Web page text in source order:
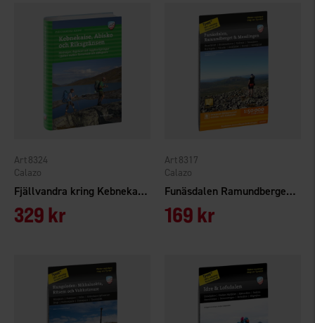
Fjällvandra kring Kebnekaise, Abisko och Riksgränsen
Calazo
8324
329 kr
Funäsdalen Ramundberget & Messlingen 1:50.000
Calazo
8317
169 kr